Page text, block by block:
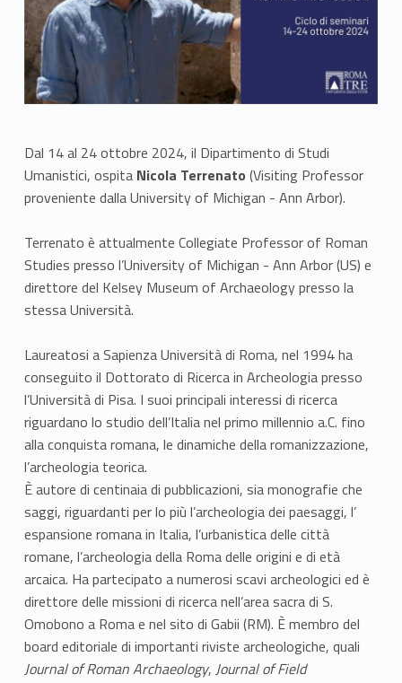
Dal 14 al 24 ottobre 2024, il Dipartimento di Studi
Umanistici, ospita Nicola Terrenato (Visiting Professor
proveniente dalla University of Michigan - Ann Arbor).
Terrenato è attualmente Collegiate Professor of Roman
Studies presso l’University of Michigan - Ann Arbor (US) e
direttore del Kelsey Museum of Archaeology presso la
stessa Università.
Laureatosi a Sapienza Università di Roma, nel 1994 ha
conseguito il Dottorato di Ricerca in Archeologia presso
l’Università di Pisa. I suoi principali interessi di ricerca
riguardano lo studio dell’Italia nel primo millennio a.C. fino
alla conquista romana, le dinamiche della romanizzazione,
l’archeologia teorica.
È autore di centinaia di pubblicazioni, sia monografie che
saggi, riguardanti per lo più l’archeologia dei paesaggi, l’
espansione romana in Italia, l’urbanistica delle città
romane, l’archeologia della Roma delle origini e di età
arcaica. Ha partecipato a numerosi scavi archeologici ed è
direttore delle missioni di ricerca nell’area sacra di S.
Omobono a Roma e nel sito di Gabii (RM). È membro del
board editoriale di importanti riviste archeologiche, quali
Journal of Roman Archaeology, Journal of Field